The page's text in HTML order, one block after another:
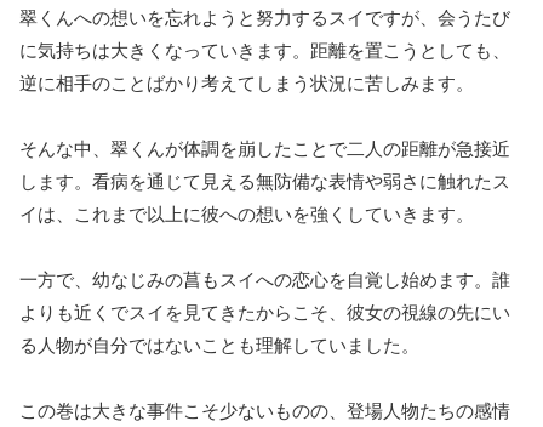
翠くんへの想いを忘れようと努力するスイですが、会うたび
に気持ちは大きくなっていきます。距離を置こうとしても、
逆に相手のことばかり考えてしまう状況に苦しみます。
そんな中、翠くんが体調を崩したことで二人の距離が急接近
します。看病を通じて見える無防備な表情や弱さに触れたス
イは、これまで以上に彼への想いを強くしていきます。
一方で、幼なじみの菖もスイへの恋心を自覚し始めます。誰
よりも近くでスイを見てきたからこそ、彼女の視線の先にい
る人物が自分ではないことも理解していました。
この巻は大きな事件こそ少ないものの、登場人物たちの感情